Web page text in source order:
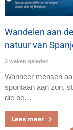
Wandelen aan
natuur van
3 weken geleden
Wanneer mensen
spontaan aan zon,
die be…
Lees meer